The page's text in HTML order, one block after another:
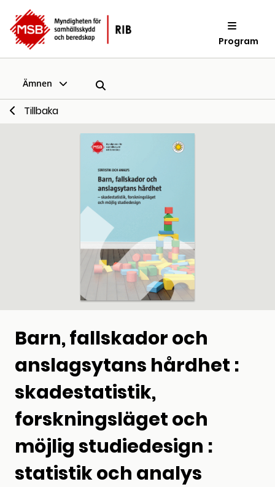
Program
Ämnen
Tillbaka
Barn, fallskador och
anslagsytans hårdhet :
skadestatistik,
forskningsläget och
möjlig studiedesign :
statistik och analys